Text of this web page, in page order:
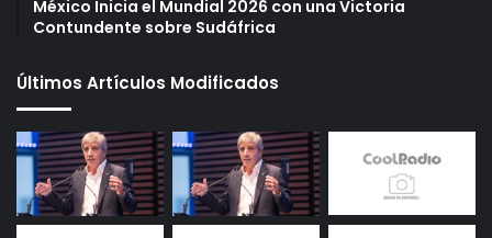
México Inicia el Mundial 2026 con una Victoria
Contundente sobre Sudáfrica
Últimos Artículos Modificados